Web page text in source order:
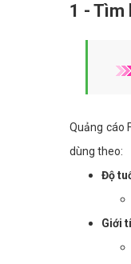
1 - Tìm
Quảng cáo
dùng theo:
Độ
Giới